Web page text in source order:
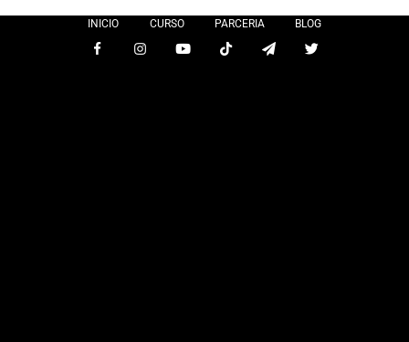
INICIO CURSO PARCERIA BLOG